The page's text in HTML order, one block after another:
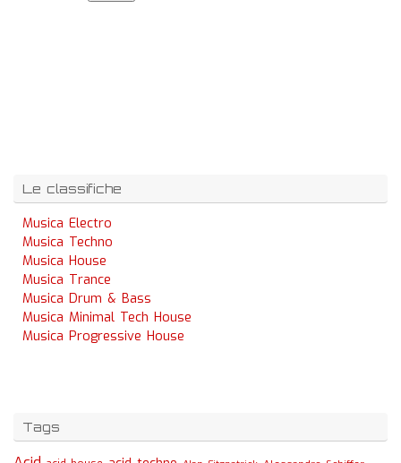
Le classifiche
Musica Electro
Musica Techno
Musica House
Musica Trance
Musica Drum & Bass
Musica Minimal Tech House
Musica Progressive House
Tags